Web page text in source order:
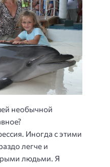
необычной
Иногда с этими
легче и
людьми. Я